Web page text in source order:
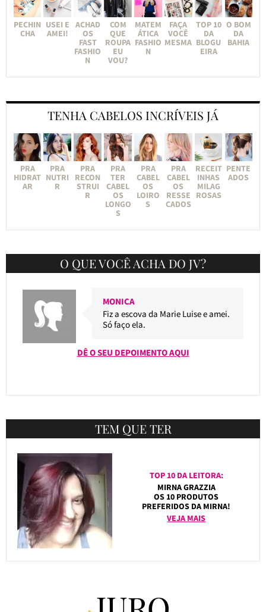
PECHIN
CHA
USEI E
AMEI!
ACHAD
OS
FAST
FASHIO
N
COM
QUE
ROUPA
EU
VOU?
MATEM
ÁTICA
FASHIO
N
FAÇA
VOCÊ
MESMA
TOP 10
DA
BLOGU
EIRA
O BOM
DA
BAHIA
TENHA CABELOS INCRÍVEIS JÁ
PRA
HIDRAT
AR
PRA
NUTRI
R
PRA
RECON
STRUI
R
PRA
TER
CABEL
OS
LONGO
S
PRA
CABEL
OS
LOIRO
S
PRA
CABEL
OS
RESSE
CADOS
RECEIT
INHAS
MILAG
ROSAS
PENTE
ADOS
O QUE VOCÊ ACHA DO JV?
MONICA
Fiz a escova da Marie Luise e amei.
Só faço ela.
DÊ O SEU DEPOIMENTO AQUI
TEM QUE TER
TOP 10 DA LEITORA:
MIRNA GRAZZIA
OS 10 PRODUTOS
PREFERIDOS DA MIRNA!
VEJA MAIS